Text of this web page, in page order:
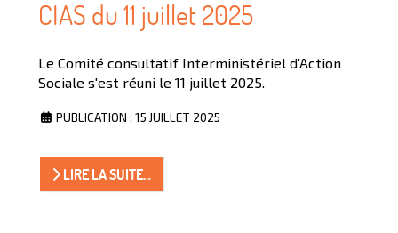
CIAS du 11 juillet 2025
Le Comité consultatif Interministériel d'Action
Sociale s'est réuni le 11 juillet 2025.
PUBLICATION : 15 JUILLET 2025
LIRE LA SUITE...